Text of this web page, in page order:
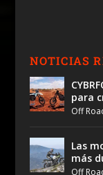
NOTICIAS
para
Off
Las
más
Off